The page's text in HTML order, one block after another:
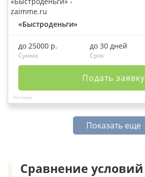
«Быстроденьги»
до 25000 р.
Сумма
до 30 дней
Срок
Подать заявку
Показать еще
Сравнение условий